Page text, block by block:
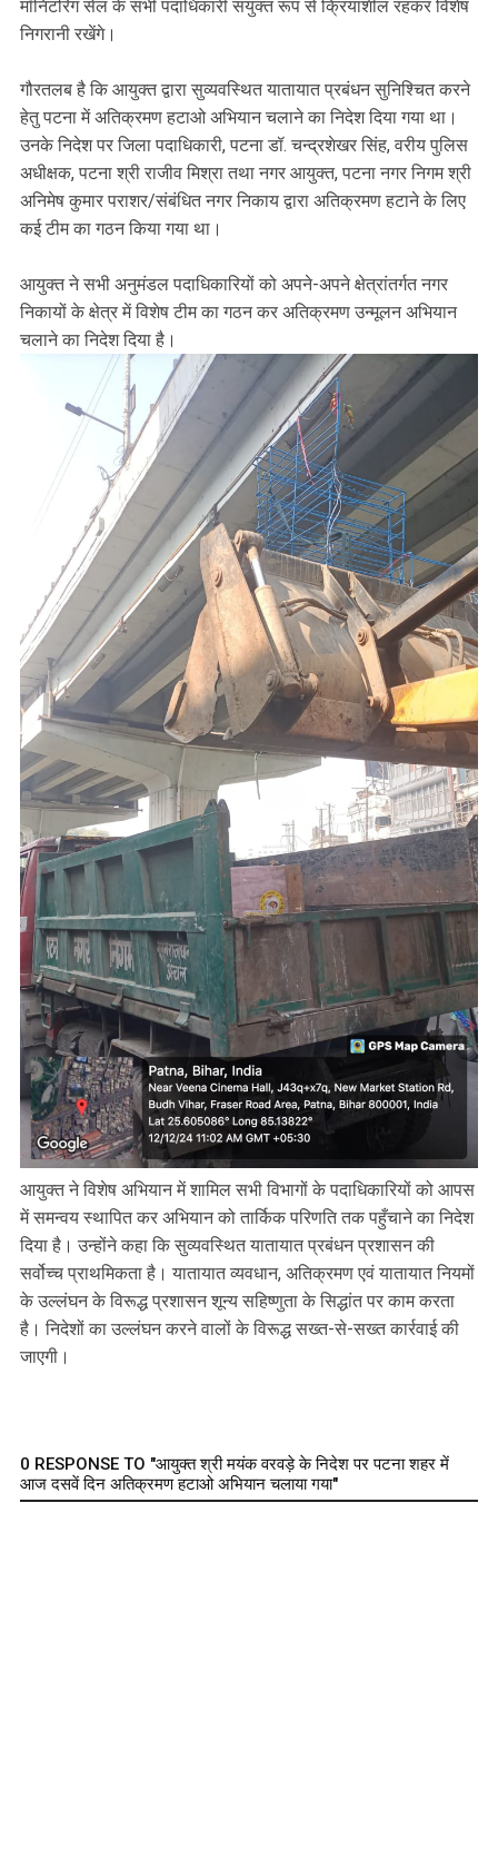
मॉनिटरिंग सेल के सभी पदाधिकारी संयुक्त रूप से क्रियाशील रहकर विशेष
निगरानी रखेंगे।
गौरतलब है कि आयुक्त द्वारा सुव्यवस्थित यातायात प्रबंधन सुनिश्चित करने
हेतु पटना में अतिक्रमण हटाओ अभियान चलाने का निदेश दिया गया था।
उनके निदेश पर जिला पदाधिकारी, पटना डॉ. चन्द्रशेखर सिंह, वरीय पुलिस
अधीक्षक, पटना श्री राजीव मिश्रा तथा नगर आयुक्त, पटना नगर निगम श्री
अनिमेष कुमार पराशर/संबंधित नगर निकाय द्वारा अतिक्रमण हटाने के लिए
कई टीम का गठन किया गया था।
आयुक्त ने सभी अनुमंडल पदाधिकारियों को अपने-अपने क्षेत्रांतर्गत नगर
निकायों के क्षेत्र में विशेष टीम का गठन कर अतिक्रमण उन्मूलन अभियान
चलाने का निदेश दिया है।
आयुक्त ने विशेष अभियान में शामिल सभी विभागों के पदाधिकारियों को आपस
में समन्वय स्थापित कर अभियान को तार्किक परिणति तक पहुँचाने का निदेश
दिया है। उन्होंने कहा कि सुव्यवस्थित यातायात प्रबंधन प्रशासन की
सर्वोच्च प्राथमिकता है। यातायात व्यवधान, अतिक्रमण एवं यातायात नियमों
के उल्लंघन के विरूद्ध प्रशासन शून्य सहिष्णुता के सिद्धांत पर काम करता
है। निदेशों का उल्लंघन करने वालों के विरूद्ध सख्त-से-सख्त कार्रवाई की
जाएगी।
0 RESPONSE TO "आयुक्त श्री मयंक वरवड़े के निदेश पर पटना शहर में
आज दसवें दिन अतिक्रमण हटाओ अभियान चलाया गया"